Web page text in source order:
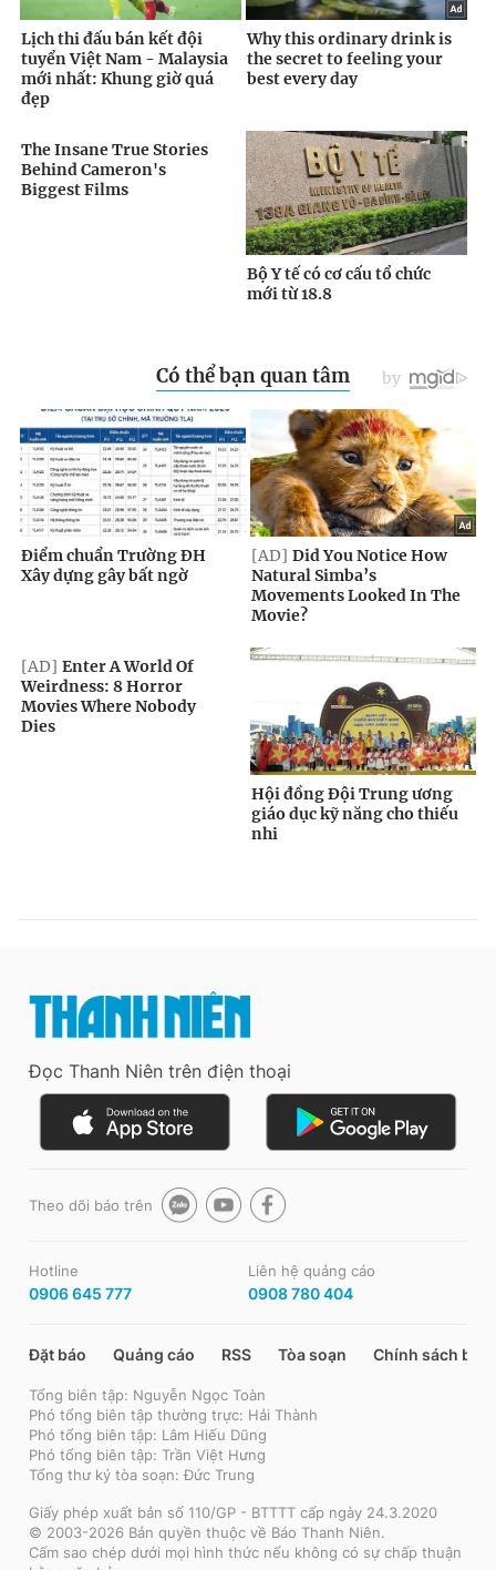
Đọc Thanh Niên trên điện thoại
Theo dõi báo trên
Hotline
0906 645 777
Liên hệ quảng cáo
0908 780 404
Đặt báo Quảng cáo RSS Tòa soạn Chính sách bảo
Tổng biên tập: Nguyễn Ngọc Toàn
Phó tổng biên tập thường trực: Hải Thành
Phó tổng biên tập: Lâm Hiếu Dũng
Phó tổng biên tập: Trần Việt Hưng
Tổng thư ký tòa soạn: Đức Trung
Giấy phép xuất bản số 110/GP - BTTTT cấp ngày 24.3.2020
© 2003-2026 Bản quyền thuộc về Báo Thanh Niên.
Cấm sao chép dưới mọi hình thức nếu không có sự chấp thuận